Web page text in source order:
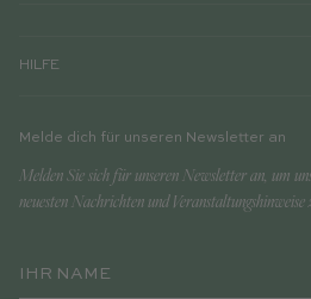
HILFE
Melde dich für unseren Newsletter an
Melden Sie sich für unseren Newsletter an, um
neuesten Nachrichten und